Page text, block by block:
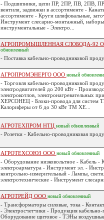
- Подшипники, цепи ПР, 2ПР, ПВ, 2ПВ,
вентили, задвижки в ассортименте -
ассортименте - Круги шлифовальные,
Инструмент слесарно-монтажный, наборы
инструментальные - Электро...
АГРОПРОМЫШЛЕННАЯ СЛОБОДА-92
обновленный
- Поставка кабельно-проводниковой
АГРОПРОМЭНЕРГО ООО новый
- Торговля кабельно-проводниковой
электродвигателей до 200 кВт -
электрокотлов, электронагревательных
ХЕРСОНЕЦ - Блоки-провода для
Калориферы от 6 до 30 кВт ТМ ХЕ...
АГРОТЕХПРОМ НТЦ новый обновленный
- Розетки - Кабельно-проводниковая
АГРОТЕХСОЮЗ ООО новый обновленный
- Оборудование низковольтное - Кабель -
электроарматура - Инструмент эл. -
контрольно-измерительный - Лампы,
электротехнические - Инструмент
АГРОТРЕЙД ООО новый обновленный
- Трансформаторы силовые, тока -
- Электросчетчики - Продукция кабельно-
Оборудование щитовое - ТЭНы